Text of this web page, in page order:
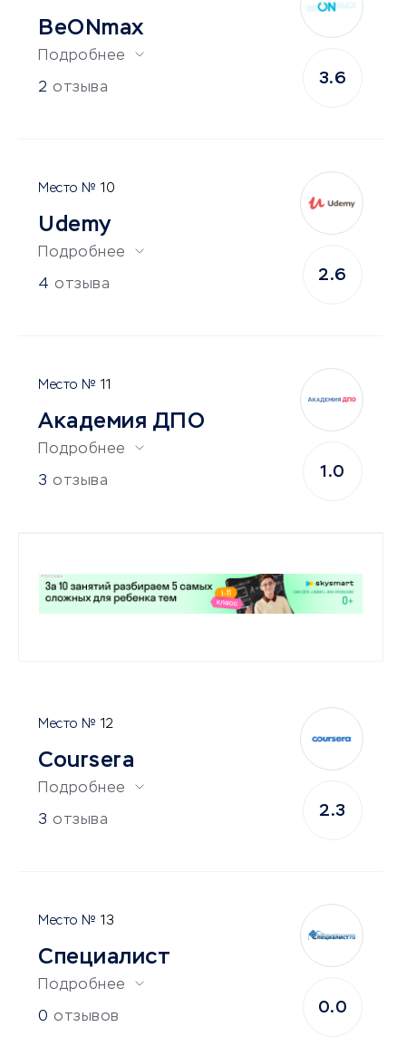
BeONmax
Подробнее
2 отзыва
3.6
10
Udemy
Подробнее
4 отзыва
2.6
11
Академия ДПО
Подробнее
3 отзыва
1.0
12
Coursera
Подробнее
3 отзыва
2.3
13
Специалист
Подробнее
0 отзывов
0.0